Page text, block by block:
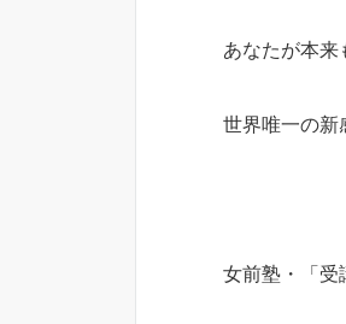
あなたが本来
世界唯一の新
女前塾・「受